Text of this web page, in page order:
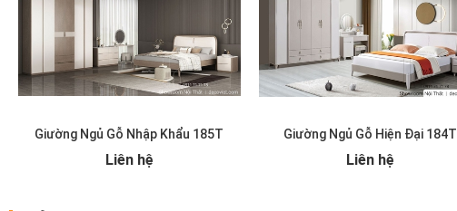
Giường Ngủ Gỗ Nhập Khẩu 185T
Liên hệ
Giường Ngủ Gỗ Hiện Đại 184T
Liên hệ